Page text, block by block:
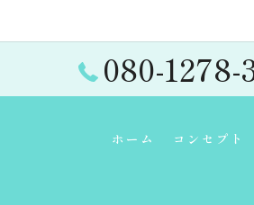
080-1278-
ホーム コンセプト